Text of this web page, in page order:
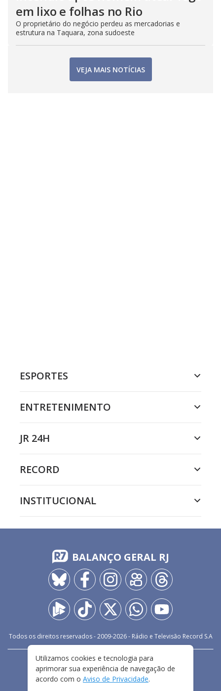
em lixo e folhas no Rio
O proprietário do negócio perdeu as mercadorias e
estrutura na Taquara, zona sudoeste
VEJA MAIS NOTÍCIAS
ESPORTES
ENTRETENIMENTO
JR 24H
RECORD
INSTITUCIONAL
BALANÇO GERAL RJ
Todos os direitos reservados - 2009-2026- Rádio e Televisão Record S.A
FALE CONOSCO
PRIVACIDADE
TERMOS E CONDIÇÕES DE USO
Utilizamos cookies e tecnologia para
aprimorar sua experiência de navegação de
acordo com o Aviso de Privacidade.